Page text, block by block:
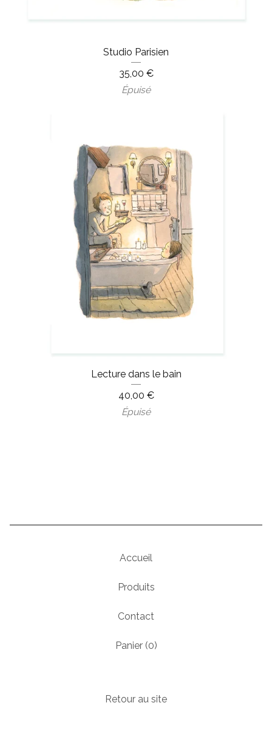
Studio Parisien
35,00 €
Épuisé
Lecture dans le bain
40,00 €
Épuisé
Accueil
Produits
Contact
Panier (0)
Retour au site